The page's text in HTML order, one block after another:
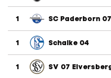
1 SC Paderborn 07
1 Schalke 04
1 SV 07